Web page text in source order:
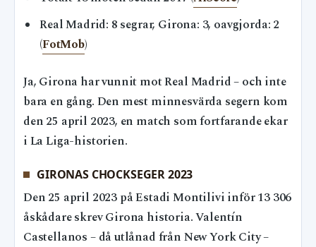
Real Madrid: 8 segrar, Girona: 3, oavgjorda: 2
(FotMob)
Ja, Girona har vunnit mot Real Madrid – och inte
bara en gång. Den mest minnesvärda segern kom
den 25 april 2023, en match som fortfarande ekar
i La Liga-historien.
GIRONAS CHOCKSEGER 2023
Den 25 april 2023 på Estadi Montilivi inför 13 306
åskådare skrev Girona historia. Valentín
Castellanos – då utlånad från New York City –